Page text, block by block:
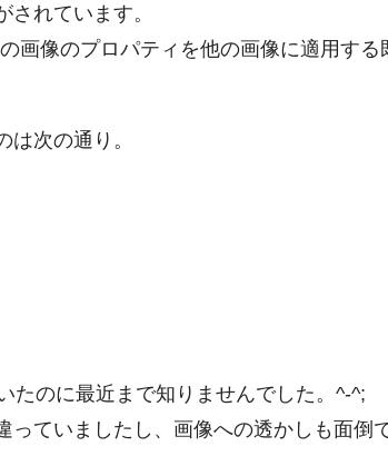
れています。
画像のプロパティを他の画像に適用する
次の通り。
たのに最近まで知りませんでした。^-^;
っていましたし、画像への透かしも面倒